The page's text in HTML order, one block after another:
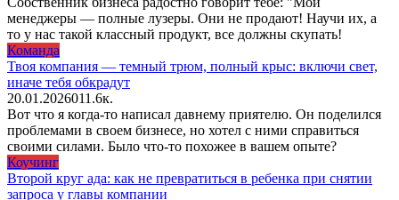
менеджеры — полные лузеры. Они не продают! Научи их, а
то у нас такой классный продукт, все должны скупать!
Команда
Твоя компания — темный трюм, полный крыс: включи свет,
иначе тебя обкрадут
20.01.2026011.6к.
Вот что я когда-то написал давнему приятелю. Он поделился
проблемами в своем бизнесе, но хотел с ними справиться
своими силами. Было что-то похожее в вашем опыте?
Коучинг
Второй круг ада: как не превратиться в ребенка при снятии
запроса у главы компании